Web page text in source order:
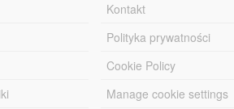
Kontakt
Polityka prywatności
Cookie Policy
Manage cookie settings